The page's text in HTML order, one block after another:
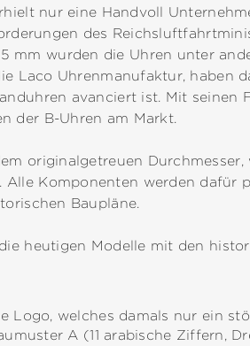
nur eine Handvoll
des
mm wurden die Uhren unter
Laco Uhrenmanufaktur, haben
avanciert ist. Mit seinen
der B-Uhren am Markt.
originalgetreuen
Alle Komponenten werden dafür
Baupläne.
heutigen Modelle mit den
Logo, welches damals nur ein
A (11 arabische Ziffern,